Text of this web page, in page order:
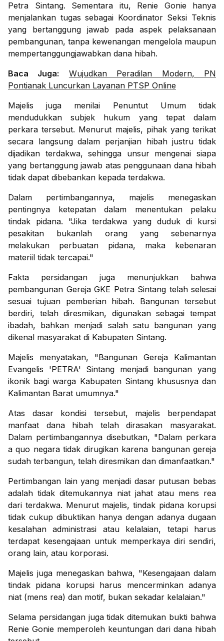
Petra Sintang. Sementara itu, Renie Gonie hanya
menjalankan tugas sebagai Koordinator Seksi Teknis
yang bertanggung jawab pada aspek pelaksanaan
pembangunan, tanpa kewenangan mengelola maupun
mempertanggungjawabkan dana hibah.
Baca Juga:
Wujudkan Peradilan Modern, PN
Pontianak Luncurkan Layanan PTSP Online
Majelis juga menilai Penuntut Umum tidak
mendudukkan subjek hukum yang tepat dalam
perkara tersebut. Menurut majelis, pihak yang terikat
secara langsung dalam perjanjian hibah justru tidak
dijadikan terdakwa, sehingga unsur mengenai siapa
yang bertanggung jawab atas penggunaan dana hibah
tidak dapat dibebankan kepada terdakwa.
Dalam pertimbangannya, majelis menegaskan
pentingnya ketepatan dalam menentukan pelaku
tindak pidana. "Jika terdakwa yang duduk di kursi
pesakitan bukanlah orang yang sebenarnya
melakukan perbuatan pidana, maka kebenaran
materiil tidak tercapai."
Fakta persidangan juga menunjukkan bahwa
pembangunan Gereja GKE Petra Sintang telah selesai
sesuai tujuan pemberian hibah. Bangunan tersebut
berdiri, telah diresmikan, digunakan sebagai tempat
ibadah, bahkan menjadi salah satu bangunan yang
dikenal masyarakat di Kabupaten Sintang.
Majelis menyatakan, "Bangunan Gereja Kalimantan
Evangelis 'PETRA' Sintang menjadi bangunan yang
ikonik bagi warga Kabupaten Sintang khususnya dan
Kalimantan Barat umumnya."
Atas dasar kondisi tersebut, majelis berpendapat
manfaat dana hibah telah dirasakan masyarakat.
Dalam pertimbangannya disebutkan, "Dalam perkara
a quo negara tidak dirugikan karena bangunan gereja
sudah terbangun, telah diresmikan dan dimanfaatkan."
Pertimbangan lain yang menjadi dasar putusan bebas
adalah tidak ditemukannya niat jahat atau mens rea
dari terdakwa. Menurut majelis, tindak pidana korupsi
tidak cukup dibuktikan hanya dengan adanya dugaan
kesalahan administrasi atau kelalaian, tetapi harus
terdapat kesengajaan untuk memperkaya diri sendiri,
orang lain, atau korporasi.
Majelis juga menegaskan bahwa, "Kesengajaan dalam
tindak pidana korupsi harus mencerminkan adanya
niat (mens rea) dan motif, bukan sekadar kelalaian."
Selama persidangan juga tidak ditemukan bukti bahwa
Renie Gonie memperoleh keuntungan dari dana hibah